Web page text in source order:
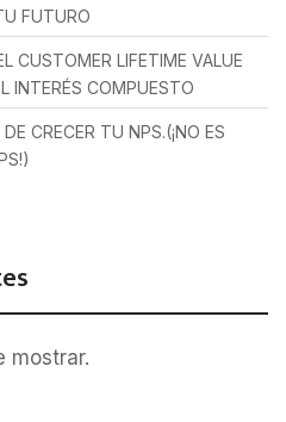
FUTURO
CUSTOMER LIFETIME VALUE
INTERÉS COMPUESTO
CRECER TU NPS.(¡NO ES
mostrar.